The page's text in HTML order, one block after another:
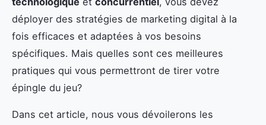
déployer des stratégies de marketing digital à la
fois efficaces et adaptées à vos besoins
spécifiques. Mais quelles sont ces meilleures
pratiques qui vous permettront de tirer votre
épingle du jeu?
Dans cet article, nous vous dévoilerons les